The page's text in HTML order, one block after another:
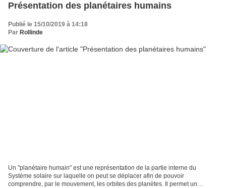
Présentation des planétaires humains
Publié le 15/10/2019 à 14:18
Par Rollinde
Un "planétaire humain" est une représentation de la partie interne du
Système solaire sur laquelle on peut se déplacer afin de pouvoir
comprendre, par le mouvement, les orbites des planètes. Il permet un